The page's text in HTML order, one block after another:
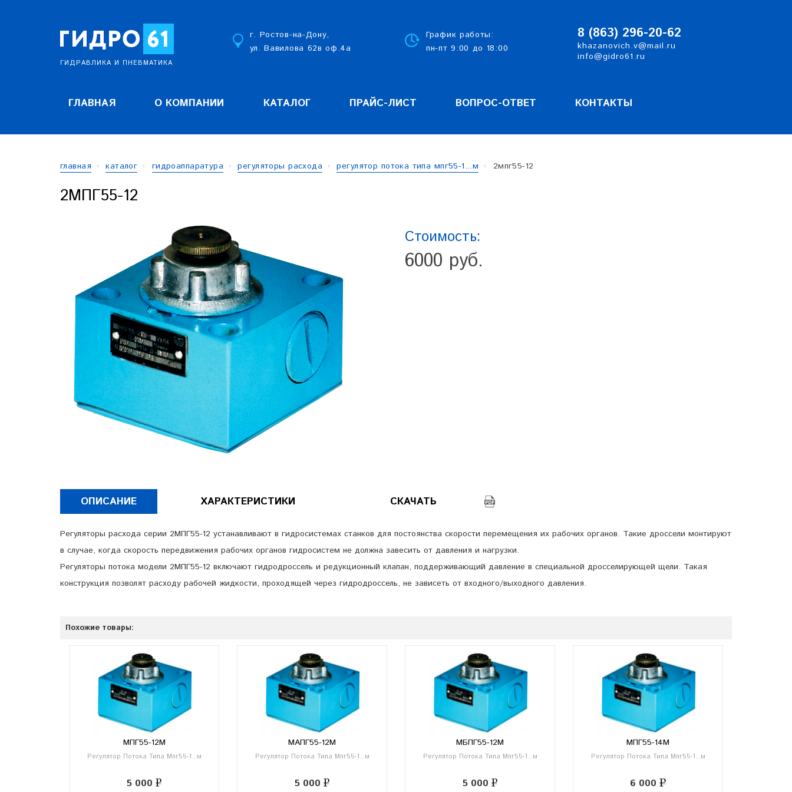
ГИДРАВЛИКА И ПНЕВМАТИКА
г. Ростов-на-Дону,
ул. Вавилова 62в оф.4а
График работы:
пн-пт 9:00 до 18:00
8 (863) 296-20-62
khazanovich.v@mail.ru
info@gidro61.ru
ГЛАВНАЯ О КОМПАНИИ КАТАЛОГ ПРАЙС-ЛИСТ ВОПРОС-ОТВЕТ КОНТАКТЫ
главная каталог гидроаппаратура регуляторы расхода регулятор потока типа мпг55-1...м 2мпг55-12
2МПГ55-12
Стоимость:
6000 руб.
ОПИСАНИЕ ХАРАКТЕРИСТИКИ СКАЧАТЬ
Регуляторы расхода серии 2МПГ55-12 устанавливают в гидросистемах станков для постоянства скорости перемещения их рабочих органов. Такие дроссели монтируют
в случае, когда скорость передвижения рабочих органов гидросистем не должна завесить от давления и нагрузки.
Регуляторы потока модели 2МПГ55-12 включают гидродроссель и редукционный клапан, поддерживающий давление в специальной дросселирующей щели. Такая
конструкция позволят расходу рабочей жидкости, проходящей через гидродроссель, не зависеть от входного/выходного давления.
Похожие товары:
МПГ55-12М
Регулятор Потока Типа Мпг55-1...м
5 000
МАПГ55-12М
Регулятор Потока Типа Мпг55-1...м
5 000
МБПГ55-12М
Регулятор Потока Типа Мпг55-1...м
5 000
МПГ55-14М
Регулятор Потока Типа Мпг55-1...м
6 000